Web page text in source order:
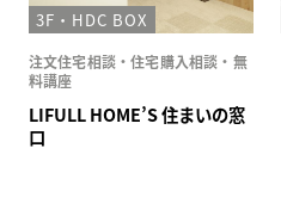
注文住宅相談・住宅購入相談・無
料講座
LIFULL HOME’S 住まいの窓
口
3F・HDC BOX